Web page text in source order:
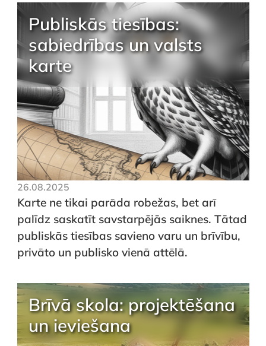
Publiskās tiesības:
sabiedrības un valsts
karte
26.08.2025
Karte ne tikai parāda robežas, bet arī
palīdz saskatīt savstarpējās saiknes. Tātad
publiskās tiesības savieno varu un brīvību,
privāto un publisko vienā attēlā.
Brīvā skola: projektēšana
un ieviešana